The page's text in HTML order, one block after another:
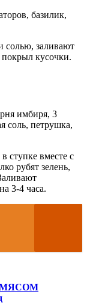
базилик,
солью, заливают
кусочки.
имбиря, 3
соль, петрушка,
ступке вместе с
рубят зелень,
3-4 часа.